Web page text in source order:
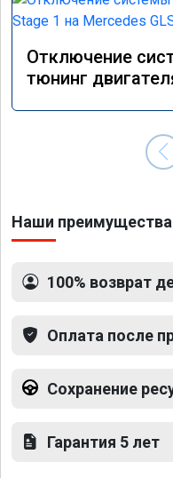
Отключение
тюнинг
Наши преимущества
100% возврат
Оплата после
Сохранение
Гарантия 5 лет